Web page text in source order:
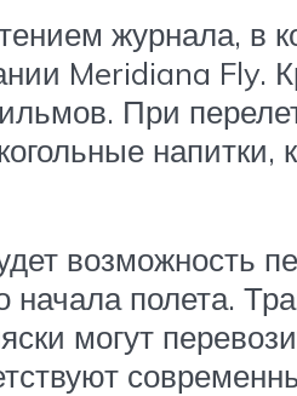
журнала, в
Meridiana Fly.
При
возможность
полета.
могут